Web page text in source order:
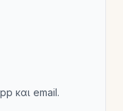
και email.